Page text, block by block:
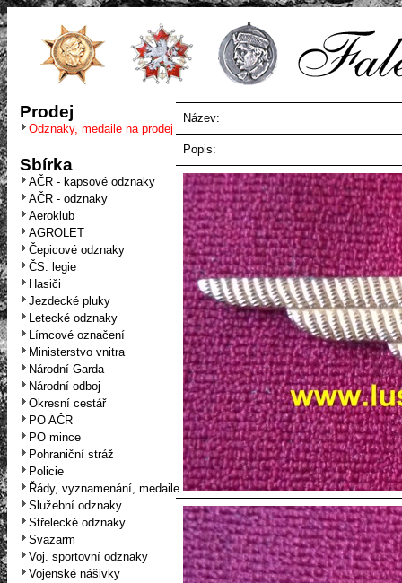
Prodej
Odznaky, medaile na prodej
Sbírka
AČR - kapsové odznaky
AČR - odznaky
Aeroklub
AGROLET
Čepicové odznaky
ČS. legie
Hasiči
Jezdecké pluky
Letecké odznaky
Límcové označení
Ministerstvo vnitra
Národní Garda
Národní odboj
Okresní cestář
PO AČR
PO mince
Pohraniční stráž
Policie
Řády, vyznamenání, medaile
Služební odznaky
Střelecké odznaky
Svazarm
Voj. sportovní odznaky
Vojenské nášivky
Název:
Popis: